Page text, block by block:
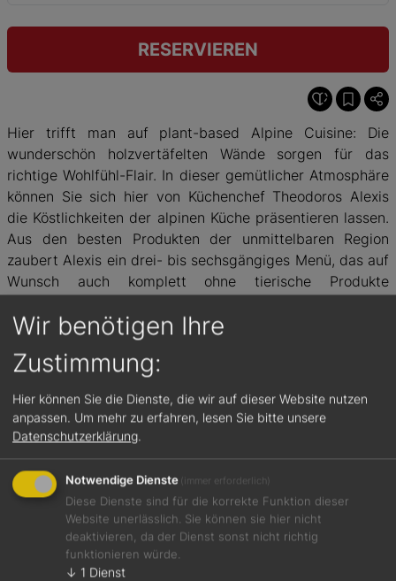
RESERVIEREN
Hier trifft man auf plant-based Alpine Cuisine: Die
wunderschön holzvertäfelten Wände sorgen für das
richtige Wohlfühl-Flair. In dieser gemütlicher Atmosphäre
können Sie sich hier von Küchenchef Theodoros Alexis
die Köstlichkeiten der alpinen Küche präsentieren lassen.
Aus den besten Produkten der unmittelbaren Region
zaubert Alexis ein drei- bis sechsgängiges Menü, das auf
Wunsch auch komplett ohne tierische Produkte
feine Weinauswahl – fertig ist ein wunderbares
BEWERTUNGEN
von 20 Punkten
Gault&Millau
Wir benötigen Ihre
Zustimmung:
Hier können Sie die Dienste, die wir auf dieser Website nutzen
anpassen. Um mehr zu erfahren, lesen Sie bitte unsere
Datenschutzerklärung.
Notwendige Dienste (immer erforderlich)
Diese Dienste sind für die korrekte Funktion dieser
Website unerlässlich. Sie können sie hier nicht
deaktivieren, da der Dienst sonst nicht richtig
funktionieren würde.
↓ 1 Dienst